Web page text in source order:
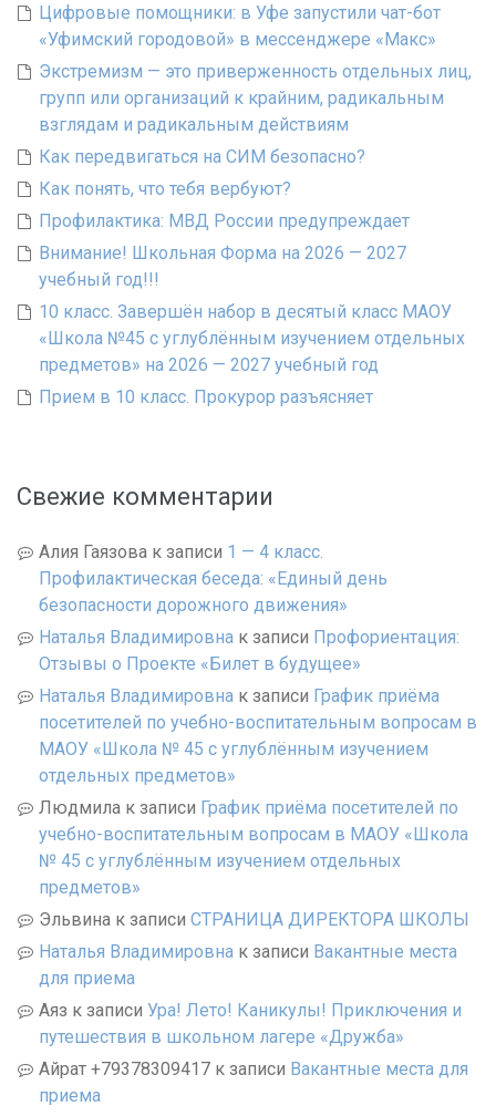
Цифровые помощники: в Уфе запустили чат-бот
«Уфимский городовой» в мессенджере «Макс»
Экстремизм — это приверженность отдельных лиц,
групп или организаций к крайним, радикальным
взглядам и радикальным действиям
Как передвигаться на СИМ безопасно?
Как понять, что тебя вербуют?
Профилактика: МВД России предупреждает
Внимание! Школьная Форма на 2026 — 2027
учебный год!!!
10 класс. Завершён набор в десятый класс МАОУ
«Школа №45 с углублённым изучением отдельных
предметов» на 2026 — 2027 учебный год
Прием в 10 класс. Прокурор разъясняет
Свежие комментарии
Алия Гаязова к записи 1 — 4 класс.
Профилактическая беседа: «Единый день
безопасности дорожного движения»
Наталья Владимировна к записи Профориентация:
Отзывы о Проекте «Билет в будущее»
Наталья Владимировна к записи График приёма
посетителей по учебно-воспитательным вопросам в
МАОУ «Школа № 45 с углублённым изучением
отдельных предметов»
Людмила к записи График приёма посетителей по
учебно-воспитательным вопросам в МАОУ «Школа
№ 45 с углублённым изучением отдельных
предметов»
Эльвина к записи СТРАНИЦА ДИРЕКТОРА ШКОЛЫ
Наталья Владимировна к записи Вакантные места
для приема
Аяз к записи Ура! Лето! Каникулы! Приключения и
путешествия в школьном лагере «Дружба»
Айрат +79378309417 к записи Вакантные места для
приема